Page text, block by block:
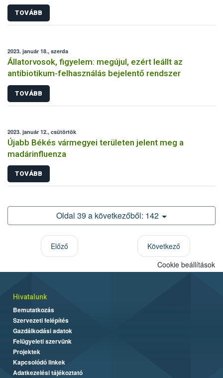
TOVÁBB
2023. január 18., szerda
Állatorvosok, figyelem: megújul, ezért leállt az
antibiotikum-felhasználás bejelentő rendszer
TOVÁBB
2023. január 12., csütörtök
Újabb Békés vármegyei területen jelent meg a
madárinfluenza
TOVÁBB
Oldal 39 a következőből: 142
Előző
Következő
Cookie beállítások
Hivatalunk
Bemutatkozás
Szervezeti felépítés
Gazdálkodási adatok
Felügyeleti szervünk
Projektek
Kapcsolódó linkek
Adatkezelési tájékoztató